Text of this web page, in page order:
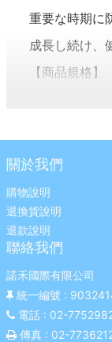
重要な時期に
成長し続け、
【商品規格】
針葉櫻桃萃取(
酵母葡聚多醣
產地:台灣
適用年齡:2歲以
營養標示：詳
廠商名稱：幸
關於我們
購物說明
退換貨說明
退款說明
聯絡我們
諾禾國際有限公司
統一編號 :
電話: 02-
傳真: 02-